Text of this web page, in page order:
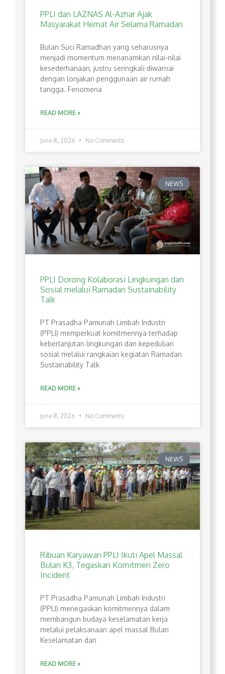
PPLI dan LAZNAS Al-Azhar Ajak
Masyarakat Hemat Air Selama Ramadan
Bulan Suci Ramadhan yang seharusnya
menjadi momentum menanamkan nilai-nilai
kesederhanaan, justru seringkali diwarnai
dengan lonjakan penggunaan air rumah
tangga. Fenomena
READ MORE »
June 8, 2026 No Comments
NEWS
PPLI Dorong Kolaborasi Lingkungan dan
Sosial melalui Ramadan Sustainability
Talk
PT Prasadha Pamunah Limbah Industri
(PPLI) memperkuat komitmennya terhadap
keberlanjutan lingkungan dan kepedulian
sosial melalui rangkaian kegiatan Ramadan
Sustainability Talk
READ MORE »
June 8, 2026 No Comments
NEWS
Ribuan Karyawan PPLI Ikuti Apel Massal
Bulan K3, Tegaskan Komitmen Zero
Incident
PT Prasadha Pamunah Limbah Industri
(PPLI) menegaskan komitmennya dalam
membangun budaya keselamatan kerja
melalui pelaksanaan apel massal Bulan
Keselamatan dan
READ MORE »